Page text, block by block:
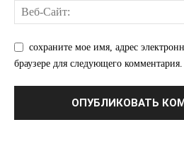
сохраните мое имя, адрес
браузере для следующего комментария.